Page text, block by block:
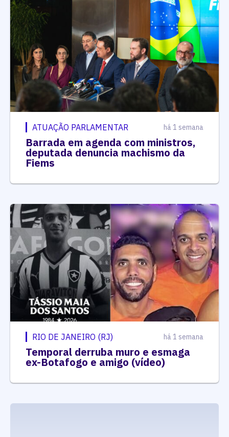
ATUAÇÃO PARLAMENTAR há 1 semana
Barrada em agenda com ministros,
deputada denuncia machismo da
Fiems
RIO DE JANEIRO (RJ) há 1 semana
Temporal derruba muro e esmaga
ex-Botafogo e amigo (vídeo)